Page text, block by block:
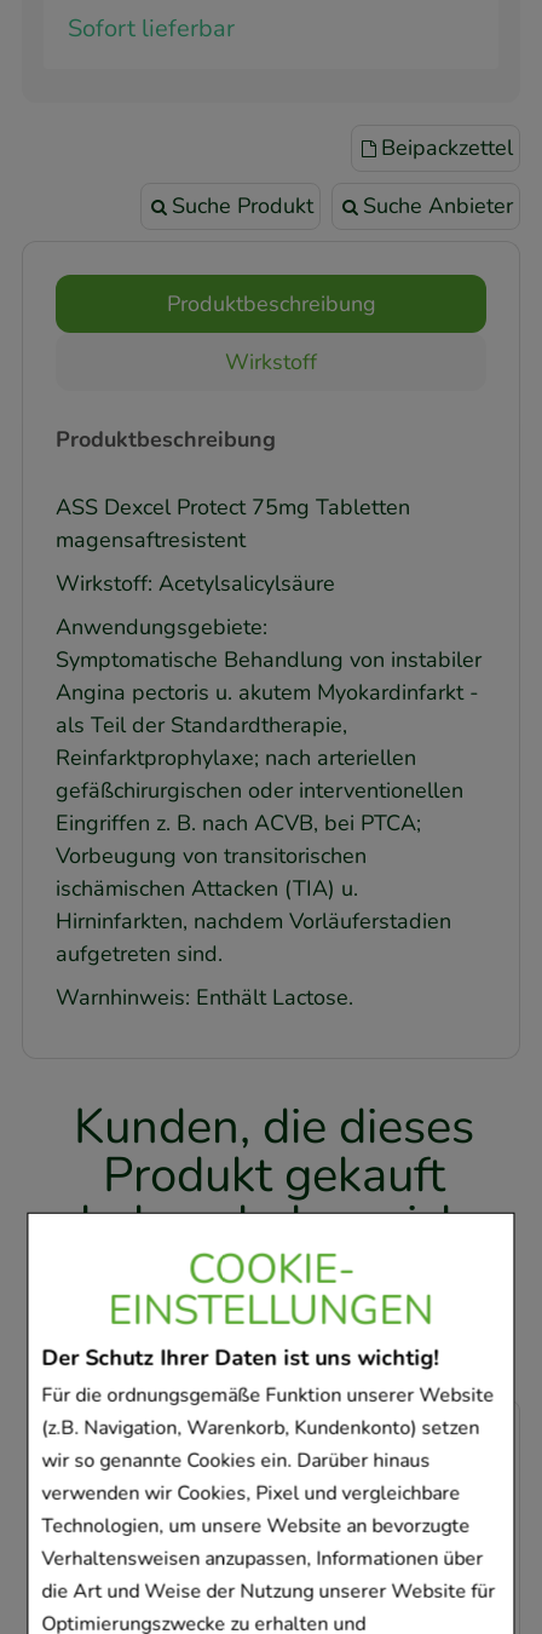
COOKIE-
EINSTELLUNGEN
Der Schutz Ihrer Daten ist uns wichtig!
Für die ordnungsgemäße Funktion unserer Website
(z.B. Navigation, Warenkorb, Kundenkonto) setzen
wir so genannte Cookies ein. Darüber hinaus
verwenden wir Cookies, Pixel und vergleichbare
Technologien, um unsere Website an bevorzugte
Verhaltensweisen anzupassen, Informationen über
die Art und Weise der Nutzung unserer Website für
Optimierungszwecke zu erhalten und
Sofort lieferbar
Beipackzettel
Suche Produkt Suche Anbieter
Produktbeschreibung
Wirkstoff
Produktbeschreibung
ASS Dexcel Protect 75mg Tabletten
magensaftresistent
Wirkstoff: Acetylsalicylsäure
Anwendungsgebiete:
Symptomatische Behandlung von instabiler
Angina pectoris u. akutem Myokardinfarkt -
als Teil der Standardtherapie,
Reinfarktprophylaxe; nach arteriellen
gefäßchirurgischen oder interventionellen
Eingriffen z. B. nach ACVB, bei PTCA;
Vorbeugung von transitorischen
ischämischen Attacken (TIA) u.
Hirninfarkten, nachdem Vorläuferstadien
aufgetreten sind.
Warnhinweis: Enthält Lactose.
Kunden, die dieses
Produkt gekauft
haben, haben sich
ebenfalls für folgende
Artikel entschieden
ROCHE-POSAY Nutritic Intense Creme
-36,5%